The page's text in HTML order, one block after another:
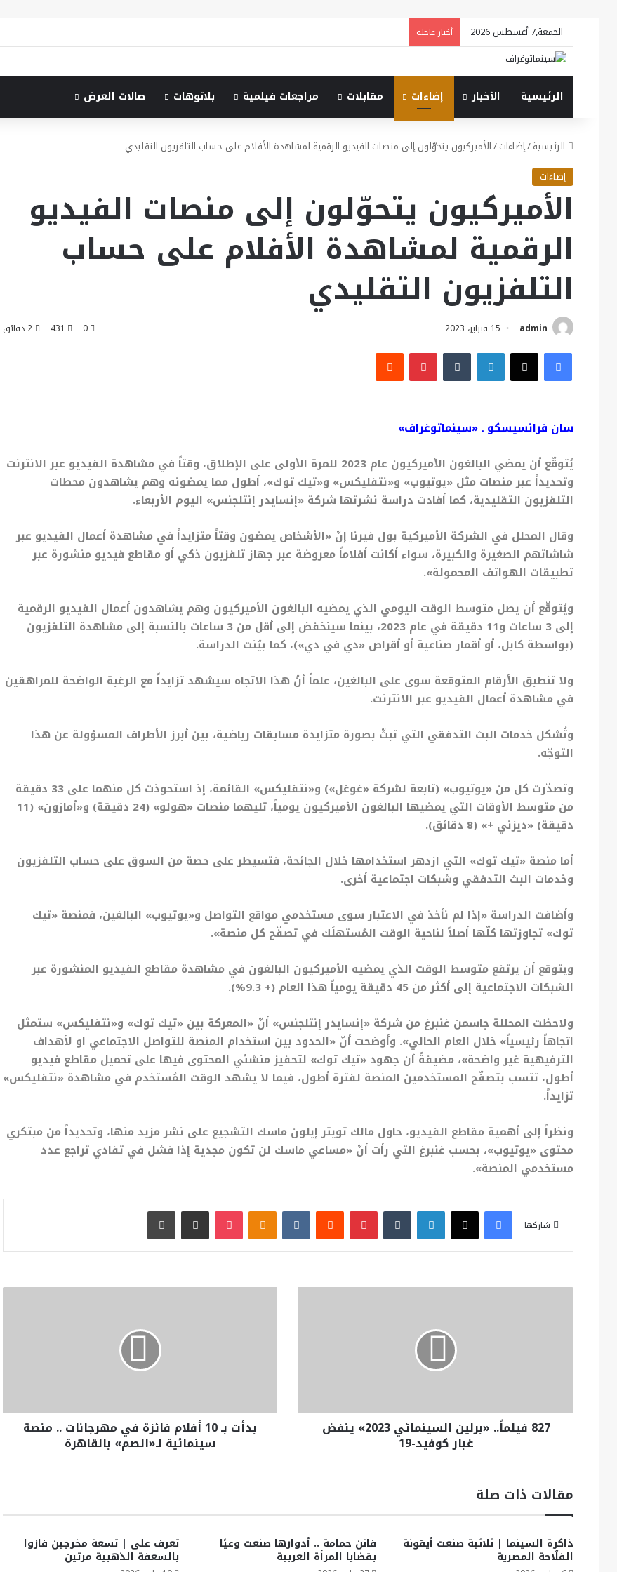
الجمعة,7 أغسطس 2026 أخبار عاجلة
الرئيسية الأخبار إضاءات مقابلات مراجعات فيلمية بلاتوهات صالات العرض
الرئيسية/إضاءات/الأميركيون يتحوّلون إلى منصات الفيديو الرقمية لمشاهدة الأفلام على حساب التلفزيون التقليدي
إضاءات
الأميركيون يتحوّلون إلى منصات الفيديو
الرقمية لمشاهدة الأفلام على حساب
التلفزيون التقليدي
admin 15 فبراير، 2023 0
431 2 دقائق
فيسبوكX لينكدإن بينتيريست
سان فرانسيسكو ـ «سينماتوغراف»
يُتوقّع أن يمضي البالغون الأميركيون عام 2023 للمرة الأولى على الإطلاق، وقتاً في مشاهدة الفيديو عبر الانترنت
وتحديداً عبر منصات مثل «يوتيوب» و«نتفليكس» و«تيك توك»، أطول مما يمضونه وهم يشاهدون محطات
التلفزيون التقليدية، كما أفادت دراسة نشرتها شركة «إنسايدر إنتلجنس» اليوم الأربعاء.
وقال المحلل في الشركة الأميركية بول فيرنا إنّ «الأشخاص يمضون وقتاً متزايداً في مشاهدة أعمال الفيديو عبر
شاشاتهم الصغيرة والكبيرة، سواء أكانت أفلاماً معروضة عبر جهاز تلفزيون ذكي أو مقاطع فيديو منشورة عبر
تطبيقات الهواتف المحمولة».
ويُتوقّع أن يصل متوسط الوقت اليومي الذي يمضيه البالغون الأميركيون وهم يشاهدون أعمال الفيديو الرقمية
إلى 3 ساعات و11 دقيقة في عام 2023، بينما سينخفض إلى أقل من 3 ساعات بالنسبة إلى مشاهدة التلفزيون
(بواسطة كابل، أو أقمار صناعية أو أقراص «دي في دي»)، كما بيّنت الدراسة.
ولا تنطبق الأرقام المتوقعة سوى على البالغين، علماً أنّ هذا الاتجاه سيشهد تزايداً مع الرغبة الواضحة للمراهقين
في مشاهدة أعمال الفيديو عبر الانترنت.
وتُشكل خدمات البث التدفقي التي تبثّ بصورة متزايدة مسابقات رياضية، بين أبرز الأطراف المسؤولة عن هذا
التوجّه.
وتصدّرت كل من «يوتيوب» (تابعة لشركة «غوغل») و«نتفليكس» القائمة، إذ استحوذت كل منهما على 33 دقيقة
من متوسط الأوقات التي يمضيها البالغون الأميركيون يومياً، تليهما منصات «هولو» (24 دقيقة) و«أمازون» (11
دقيقة) «ديزني +» (8 دقائق).
أما منصة «تيك توك» التي ازدهر استخدامها خلال الجائحة، فتسيطر على حصة من السوق على حساب التلفزيون
وخدمات البث التدفقي وشبكات اجتماعية أخرى.
وأضافت الدراسة «إذا لم نأخذ في الاعتبار سوى مستخدمي مواقع التواصل و«يوتيوب» البالغين، فمنصة «تيك
توك» تجاوزتها كلّها أصلاً لناحية الوقت المُستهلَك في تصفّح كل منصة».
ويتوقع أن يرتفع متوسط الوقت الذي يمضيه الأميركيون البالغون في مشاهدة مقاطع الفيديو المنشورة عبر
الشبكات الاجتماعية إلى أكثر من 45 دقيقة يومياً هذا العام (+ 9.3%).
ولاحظت المحللة جاسمن غنبرغ من شركة «إنسايدر إنتلجنس» أنّ «المعركة بين «تيك توك» و«نتفليكس» ستمثل
اتجاهاً رئيسياً» خلال العام الحالي». وأوضحت أنّ «الحدود بين استخدام المنصة للتواصل الاجتماعي او لأهداف
الترفيهية غير واضحة»، مضيفةً أن جهود «تيك توك» لتحفيز منشئي المحتوى فيها على تحميل مقاطع فيديو
أطول، تتسب بتصفّح المستخدمين المنصة لفترة أطول، فيما لا يشهد الوقت المُستخدم في مشاهدة «نتفليكس»
تزايداً.
ونظراً إلى أهمية مقاطع الفيديو، حاول مالك تويتر إيلون ماسك التشجيع على نشر مزيد منها، وتحديداً من مبتكري
محتوى «يوتيوب»، بحسب غنبرغ التي رأت أنّ «مساعي ماسك لن تكون مجدية إذا فشل في تفادي تراجع عدد
مستخدمي المنصة».
شاركها
فيسبوكX لينكدإن بينتيريست Odnoklassniki
بوكيت مشاركة عبر البريد طباعة
827 فيلماً.. «برلين السينمائي 2023» ينفض
غبار كوفيد-19
بدأت بـ 10 أفلام فائزة في مهرجانات .. منصة
سينمائية لـ«الصم» بالقاهرة
مقالات ذات صلة
ذاكرة السينما | ثلاثية صنعت أيقونة
الفلّاحة المصرية
فاتن حمامة .. أدوارها صنعت وعيًا
بقضايا المرأة العربية
تعرف على | تسعة مخرجين فازوا
بالسعفة الذهبية مرتين